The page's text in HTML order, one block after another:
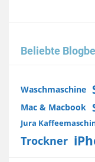
Beliebte
Waschmaschine
Mac & Macbook
Jura
Trockner